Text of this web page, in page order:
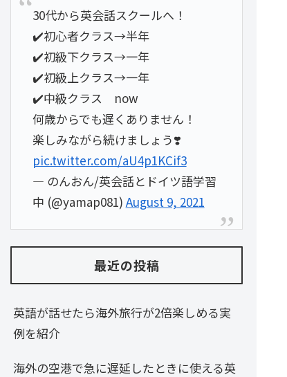
30代から英会話スクールへ！
✔️初心者クラス→半年
✔️初級下クラス→一年
✔️初級上クラス→一年
✔️中級クラス now
何歳からでも遅くありません！
楽しみながら続けましょう❣️
pic.twitter.com/aU4p1KCif3
— のんおん/英会話とドイツ語学習
中 (@yamap081) August 9, 2021
最近の投稿
英語が話せたら海外旅行が2倍楽しめる実
例を紹介
海外の空港で急に遅延したときに使える英